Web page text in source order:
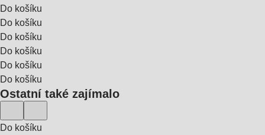
Do košíku
Do košíku
Do košíku
Do košíku
Do košíku
Do košíku
Ostatní také zajímalo
Do košíku